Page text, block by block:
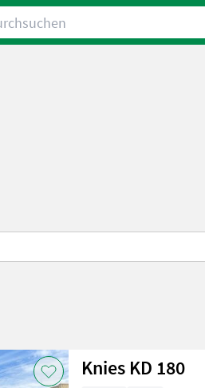
Knies KD 180